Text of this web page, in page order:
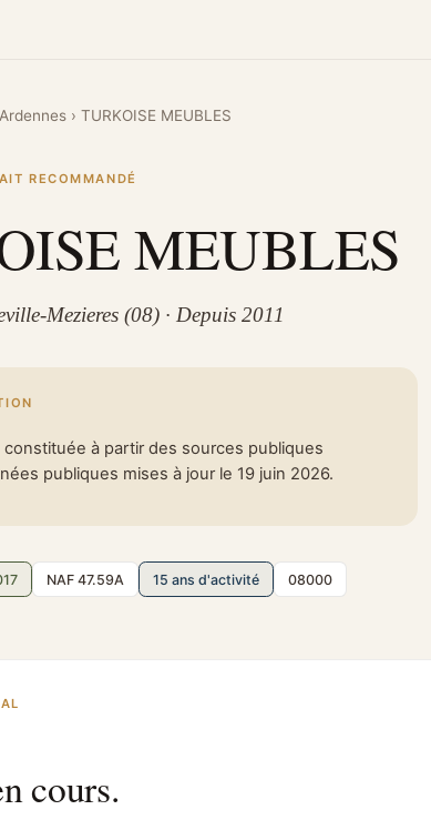
Ardennes › TURKOISE MEUBLES
RECOMMANDÉ
MEUBLES
Mezieres (08) · Depuis 2011
à partir des sources publiques
publiques mises à jour le 19 juin 2026.
NAF 47.59A 15 ans d'activité 08000
cours.